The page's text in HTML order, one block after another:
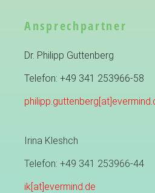
Ansprechpartner
Dr. Philipp Guttenberg
Telefon: +49 341 253966-58
Irina Kleshch
Telefon: +49 341 253966-44
ik[at]evermind.de